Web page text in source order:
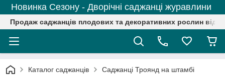
Новинка Сезону - Дворічні саджанці журавлини
Продаж саджанців плодових та декоративних рослин від
Каталог саджанців Саджанці Троянд на штамбі